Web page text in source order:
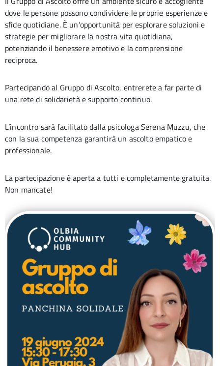
dove le persone possono condividere le proprie esperienze e
sfide quotidiane. È un’opportunità per esplorare soluzioni e
strategie per migliorare la nostra vita quotidiana,
potenziando il benessere emotivo e la comprensione
reciproca.
Partecipando al Gruppo di Ascolto, entrerete a far parte di
una rete di solidarietà e supporto continuo.
L’incontro sarà facilitato dalla psicologa Serena Muzzu, che
con la sua competenza garantirà un ascolto empatico e
professionale.
La partecipazione è aperta a tutti e completamente gratuita.
Non mancate!